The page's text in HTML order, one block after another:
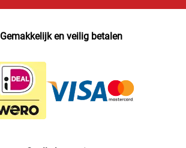
Gemakkelijk en veilig betalen